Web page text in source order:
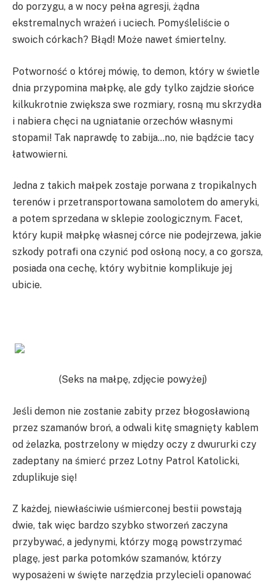
do porzygu, a w nocy pełna agresji, żądna
ekstremalnych wrażeń i uciech. Pomyśleliście o
swoich córkach? Błąd! Może nawet śmiertelny.
Potworność o której mówię, to demon, który w świetle
dnia przypomina małpkę, ale gdy tylko zajdzie słońce
kilkukrotnie zwiększa swe rozmiary, rosną mu skrzydła
i nabiera chęci na ugniatanie orzechów własnymi
stopami! Tak naprawdę to zabija…no, nie bądźcie tacy
łatwowierni.
Jedna z takich małpek zostaje porwana z tropikalnych
terenów i przetransportowana samolotem do ameryki,
a potem sprzedana w sklepie zoologicznym. Facet,
który kupił małpkę własnej córce nie podejrzewa, jakie
szkody potrafi ona czynić pod osłoną nocy, a co gorsza,
posiada ona cechę, który wybitnie komplikuje jej
ubicie.
(Seks na małpę, zdjęcie powyżej)
Jeśli demon nie zostanie zabity przez błogosławioną
przez szamanów broń, a odwali kitę smagnięty kablem
od żelazka, postrzelony w między oczy z dwururki czy
zadeptany na śmierć przez Lotny Patrol Katolicki,
zduplikuje się!
Z każdej, niewłaściwie uśmierconej bestii powstają
dwie, tak więc bardzo szybko stworzeń zaczyna
przybywać, a jedynymi, którzy mogą powstrzymać
plagę, jest parka potomków szamanów, którzy
wyposażeni w święte narzędzia przylecieli opanować